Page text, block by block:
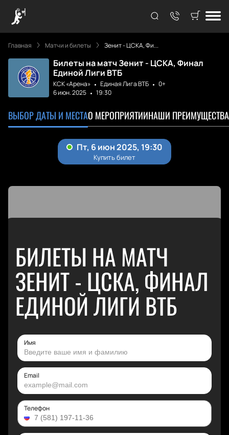
Главная Матчи и билеты Зенит - ЦСКА, Фи...
Билеты на матч Зенит - ЦСКА, Финал
Единой Лиги ВТБ
КСК «Арена» Единая Лига ВТБ
0+
6 июн. 2025
19:30
ВЫБОР ДАТЫ И МЕСТАО МЕРОПРИЯТИИНАШИ ПРЕИМУЩЕСТВА
БИЛЕТЫ НА МАТЧ
ЗЕНИТ - ЦСКА, ФИНАЛ
ЕДИНОЙ ЛИГИ ВТБ
Имя
Email
Телефон